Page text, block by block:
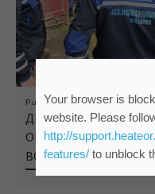
Published02/12/2016
ДЕО ПАНЧЕВАЧКЕ И
ОКОЛНЕ УЛИЦЕ БЕЗ
ВОДЕ
Your browser is
website. Please
http://
features/to unblock